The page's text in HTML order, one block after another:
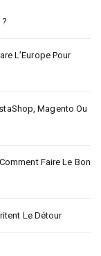
L’Europe Pour
Magento Ou
Faire Le Bon
Le Détour